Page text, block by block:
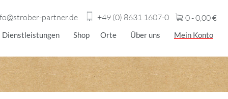
partner.de +49 (0) 8631 1607-0 0 -0,00€
Dienstleistungen Shop Orte Über uns Mein Konto